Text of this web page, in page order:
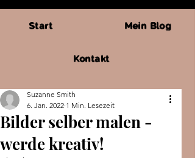
Start Mein Blog
Kontakt
Bilder selber malen -
werde kreativ!
Suzanne Smith
6. Jan. 2022 1 Min. Lesezeit